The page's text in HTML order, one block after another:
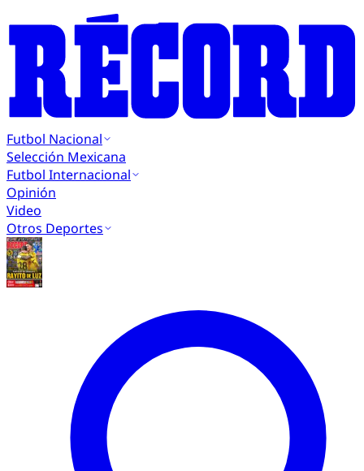
Futbol Nacional
Selección Mexicana
Futbol Internacional
Opinión
Video
Otros Deportes